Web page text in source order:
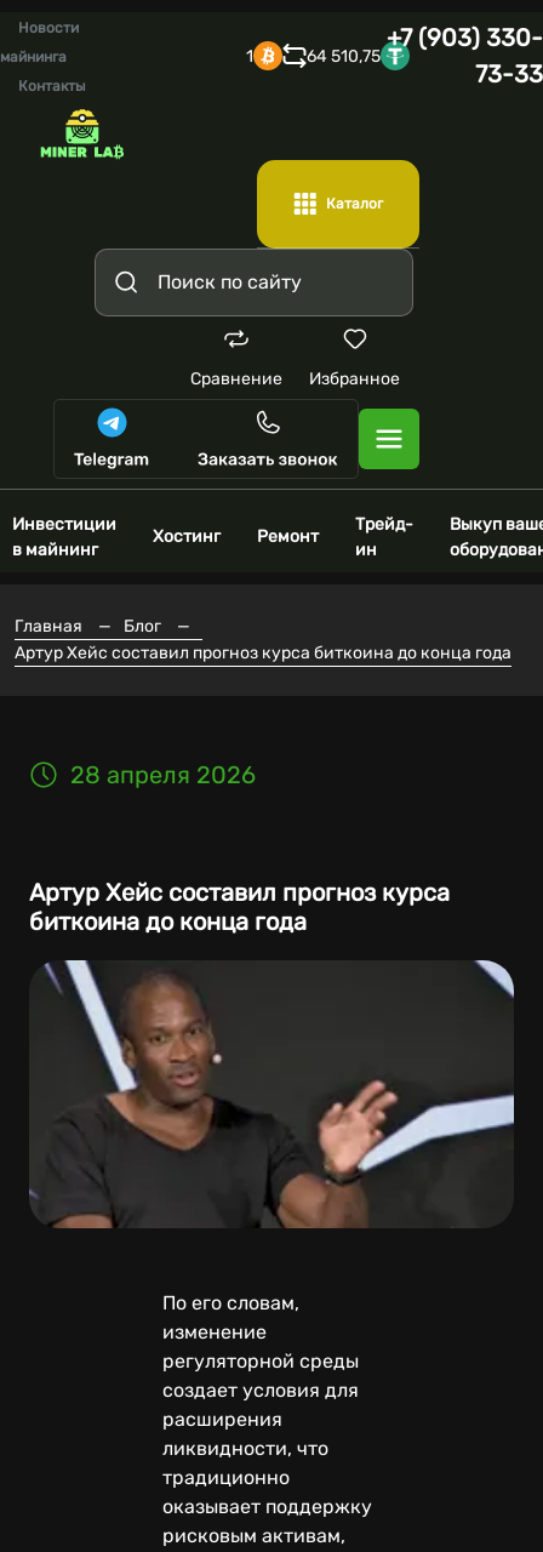
Новости
майнинга
Контакты
1 64 510,75
+7 (903) 330-
73-33
Каталог
Сравнение Избранное
Инвестиции
в майнинг
Хостинг Ремонт
Трейд-
ин
Выкуп
Главная — Блог
—
Артур Хейс составил прогноз курса биткоина до конца года
28 апреля 2026
Артур Хейс составил прогноз курса
биткоина до конца года
По его словам,
изменение
регуляторной среды
создает условия для
расширения
ликвидности, что
традиционно
оказывает поддержку
рисковым активам,